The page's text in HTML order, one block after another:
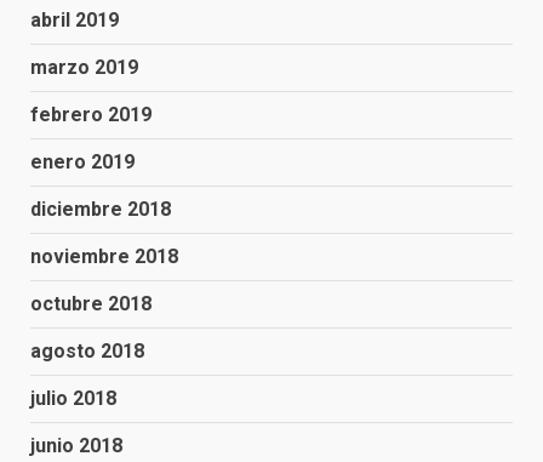
abril 2019
marzo 2019
febrero 2019
enero 2019
diciembre 2018
noviembre 2018
octubre 2018
agosto 2018
julio 2018
junio 2018